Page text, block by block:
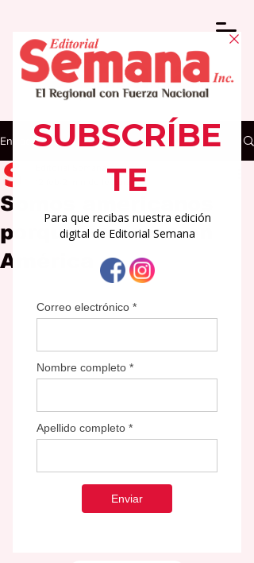
Entrada
Somos americanos
porque nacimos en
América